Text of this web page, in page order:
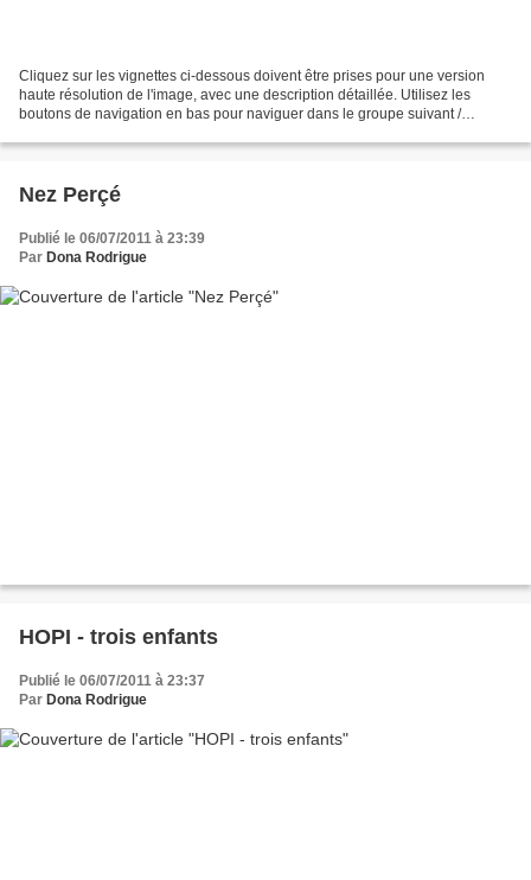
Cliquez sur les vignettes ci-dessous doivent être prises pour une version
haute résolution de l'image, avec une description détaillée. Utilisez les
boutons de navigation en bas pour naviguer dans le groupe suivant /
Nez Perçé
Publié le 06/07/2011 à 23:39
Par Dona Rodrigue
HOPI - trois enfants
Publié le 06/07/2011 à 23:37
Par Dona Rodrigue